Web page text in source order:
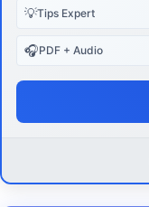
💡Tips Expert
🎧PDF + Audio